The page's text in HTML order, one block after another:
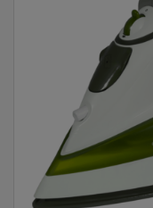
ALATI